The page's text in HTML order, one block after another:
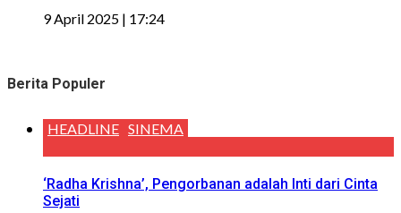
9 April 2025 | 17:24
Berita Populer
HEADLINE SINEMA
‘Radha Krishna’, Pengorbanan adalah Inti dari Cinta
Sejati